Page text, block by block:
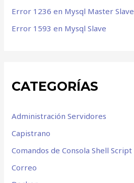
Error 1236 en Mysql Master Slave
Error 1593 en Mysql Slave
CATEGORÍAS
Administración Servidores
Capistrano
Comandos de Consola Shell Script
Correo